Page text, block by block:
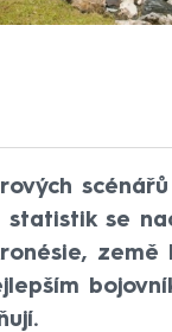
statistik se